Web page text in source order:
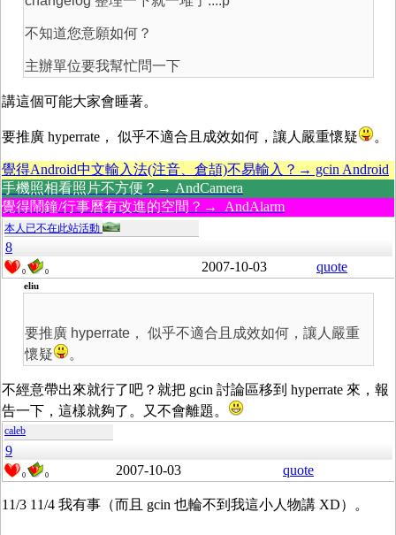
不知道您意願如何？
主辦單位要我幫忙問一下
講這個可能大家會睡著。
要推廣 hyperrate， 似乎不適合且成效如何，讓人嚴重懷疑 。
覺得Android中文輸入法(注音、倉頡)不易輸入？→ gcin Android
手機照相看照片不方便？→ AndCamera
覺得鬧鐘/行事曆有改進的空間？→ AndAlarm
本人已不在此站活動
8
0 0 2007-10-03 quote
eliu
要推廣 hyperrate， 似乎不適合且成效如何，讓人嚴重
懷疑
。
不經意帶出來就行了吧？就把 gcin 討論區移到 hyperrate 來，報
告一下，這樣就夠了。又不會離題。
caleb
9
0 0 2007-10-03 quote
11/3 11/4 我有事（而且 gcin 也輪不到我這小人物講 XD）。